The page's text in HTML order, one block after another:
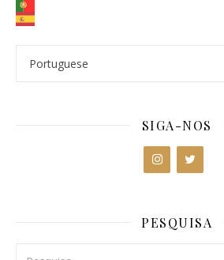
SIGA-NOS
PESQUISA